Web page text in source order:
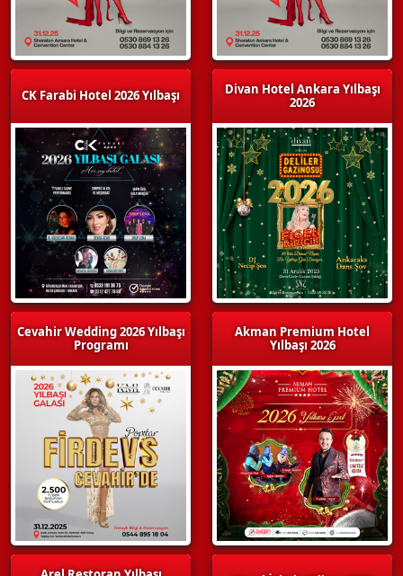
CK Farabi Hotel 2026 Yılbaşı
Cevahir Wedding 2026 Yılbaşı
Programı
Divan Hotel Ankara Yılbaşı
2026
Akman Premium Hotel
Yılbaşı 2026